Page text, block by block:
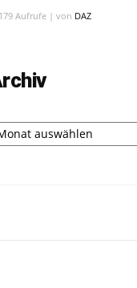
Aufrufe | von DAZ